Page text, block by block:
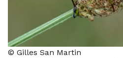
© Gilles San Martin